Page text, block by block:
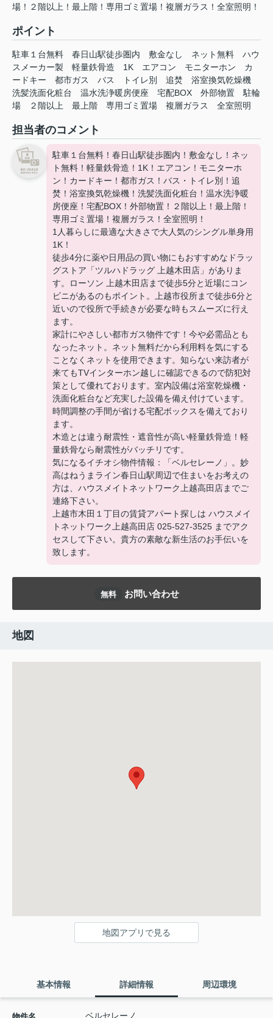
場！２階以上！最上階！専用ゴミ置場！複層ガラス！全室照明！
ポイント
駐車１台無料 春日山駅徒歩圏内 敷金なし ネット無料
ハウ
スメーカー製
軽量鉄骨造 1K エアコン モニターホン
カ
ードキー
都市ガス バス トイレ別 追焚
浴室換気乾燥機
洗髪洗面化粧台
温⽔洗浄暖房便座 宅配BOX 外部物置
駐輪
場
２階以上 最上階 専用ゴミ置場 複層ガラス 全室照明
担当者のコメント
駐車１台無料！春日山駅徒歩圏内！敷金なし！ネッ
ト無料！軽量鉄骨造！1K！エアコン！モニターホ
ン！カードキー！都市ガス！バス・トイレ別！追
焚！浴室換気乾燥機！洗髪洗面化粧台！温⽔洗浄暖
房便座！宅配BOX！外部物置！２階以上！最上階！
専用ゴミ置場！複層ガラス！全室照明！
1人暮らしに最適な大きさで大人気のシングル単身用
1K！
徒歩4分に薬や日用品の買い物にもおすすめなドラッ
グストア「ツルハドラッグ 上越木田店」がありま
す。ローソン 上越木田店まで徒歩5分と近場にコン
ビニがあるのもポイント。上越市役所まで徒歩6分と
近いので役所で手続きが必要な時もスムーズに行え
ます。
家計にやさしい都市ガス物件です！今や必需品とも
なったネット。ネット無料だから利用料を気にする
ことなくネットを使用できます。知らない来訪者が
来てもTVインターホン越しに確認できるので防犯対
策として優れております。室内設備は浴室乾燥機・
洗面化粧台など充実した設備を備え付けています。
時間調整の手間が省ける宅配ボックスを備えており
ます。
木造とは違う耐震性・遮音性が高い軽量鉄骨造！軽
量鉄骨なら耐震性がバッチリです。
気になるイチオシ物件情報：「ベルセレーノ」。妙
高はねうまライン春日山駅周辺で住まいをお考えの
方は、ハウスメイトネットワーク上越高田店までご
連絡下さい。
上越市木田１丁目の賃貸アパート探しは ハウスメイ
トネットワーク上越高田店 025-527-3525 までアク
セスして下さい。貴方の素敵な新生活のお手伝いを
致します。
無料 お問い合わせ
地図
地図アプリで見る
基本情報 詳細情報 周辺環境
ベルセレーノ